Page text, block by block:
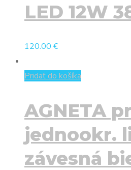
LED 12W
120.00 €
Pridať do košíka
AGNETA
jednookr.
závesná